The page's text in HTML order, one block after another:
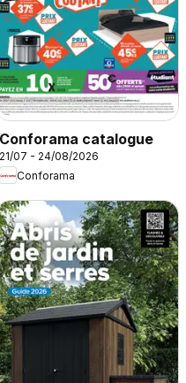
Conforama catalogue
21/07 - 24/08/2026
Conforama